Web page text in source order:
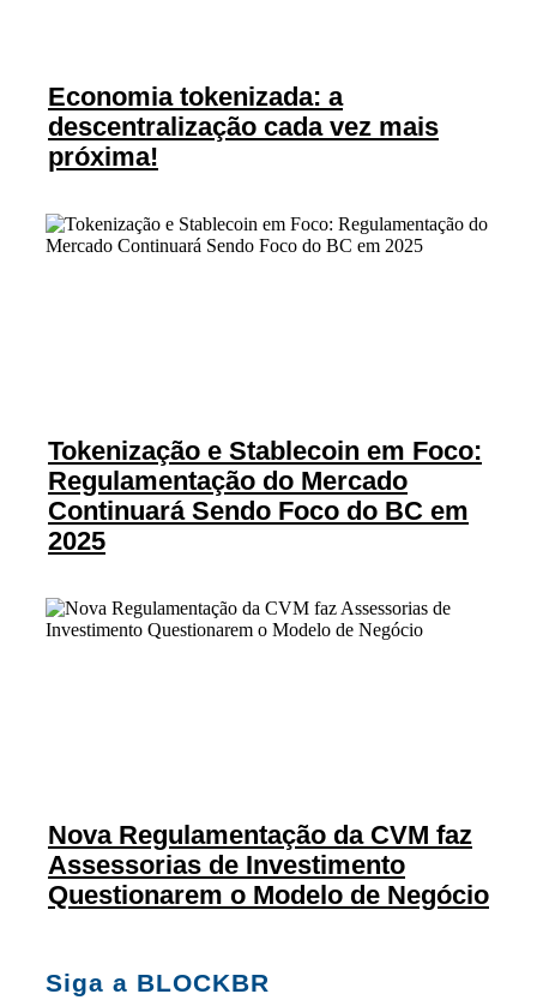
Economia tokenizada: a
descentralização cada vez mais
próxima!
Tokenização e Stablecoin em Foco:
Regulamentação do Mercado
Continuará Sendo Foco do BC em
2025
Nova Regulamentação da CVM faz
Assessorias de Investimento
Questionarem o Modelo de Negócio
Siga a BLOCKBR